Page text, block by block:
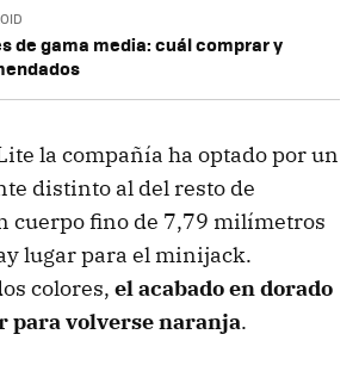
de gama media: cuál comprar y
la compañía ha optado por un
distinto al del resto de
cuerpo fino de 7,79 milímetros
lugar para el minijack.
colores, el acabado en dorado
para volverse naranja.